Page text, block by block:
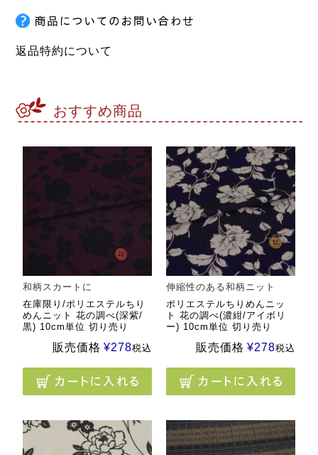
返品特約について
おすすめ商品
和柄スカートに
在庫限り/ポリエステルちり
めんニット 花の調べ(深紫/
黒) 10cm単位 切り売り
販売価格 ¥278税込
伸縮性のある和柄ニット
ポリエステルちりめんニッ
ト 花の調べ(濃紺/アイボリ
ー) 10cm単位 切り売り
販売価格 ¥278税込